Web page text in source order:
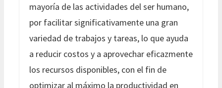
mayoría de las actividades del ser humano,
por facilitar significativamente una gran
variedad de trabajos y tareas, lo que ayuda
a reducir costos y a aprovechar eficazmente
los recursos disponibles, con el fin de
optimizar al máximo la productividad en